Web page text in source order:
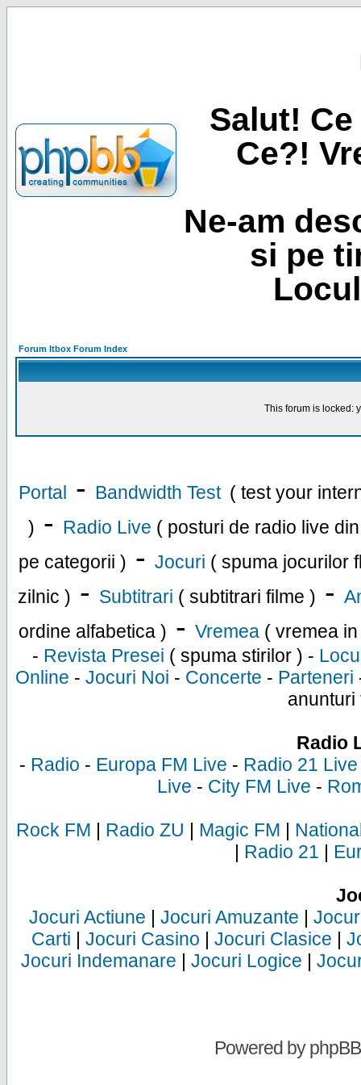
Salut!
Ce?!
Ne-am
si pe
Forum Itbox Forum Index
This forum is locked:
Portal - Bandwidth Test ( test your
) - Radio Live ( posturi de radio live
pe categorii ) - Jocuri ( spuma jocurilor
zilnic ) - Subtitrari ( subtitrari filme ) -
ordine alfabetica ) - Vremea ( vremea
- Revista Presei ( spuma stirilor ) -
Online - Jocuri Noi - Concerte - Parteneri
anunturi
Radio
- Radio - Europa FM Live - Radio 21 Live
Live - City FM Live -
Rock FM | Radio ZU | Magic FM |
| Radio 21 |
Jocuri Actiune | Jocuri Amuzante |
Carti | Jocuri Casino | Jocuri Clasice |
Jocuri Indemanare | Jocuri Logice |
Powered byphpBB